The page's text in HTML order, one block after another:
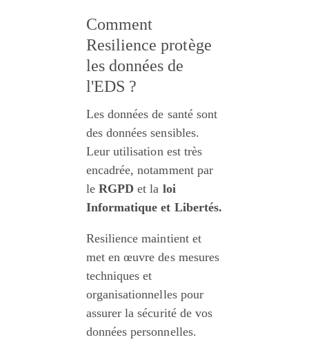
Comment
Resilience protège
les données de
l'EDS ?
Les données de santé sont
des données sensibles.
Leur utilisation est très
encadrée, notamment par
le RGPD et la loi
Informatique et Libertés.
Resilience maintient et
met en œuvre des mesures
techniques et
organisationnelles pour
assurer la sécurité de vos
données personnelles.